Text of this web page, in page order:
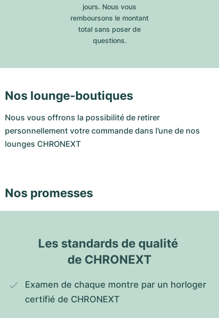
jours. Nous vous
remboursons le montant
total sans poser de
questions.
Nos lounge-boutiques
Nous vous offrons la possibilité de retirer
personnellement votre commande dans l’une de nos
lounges CHRONEXT
Nos promesses
Les standards de qualité
de CHRONEXT
Examen de chaque montre par un horloger
certifié de CHRONEXT